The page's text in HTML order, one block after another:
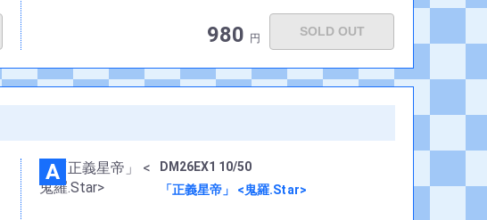
980 円 SOLD OUT
A
DM26EX1 10/50
「正義星帝」 <鬼羅.Star>